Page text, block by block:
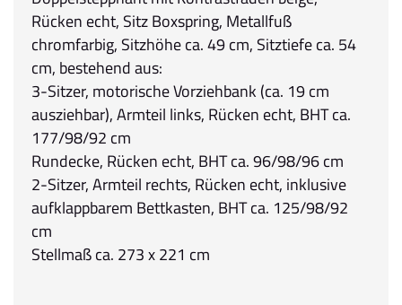
Rücken echt, Sitz Boxspring, Metallfuß
chromfarbig, Sitzhöhe ca. 49 cm, Sitztiefe ca. 54
cm, bestehend aus:
3-Sitzer, motorische Vorziehbank (ca. 19 cm
ausziehbar), Armteil links, Rücken echt, BHT ca.
177/98/92 cm
Rundecke, Rücken echt, BHT ca. 96/98/96 cm
2-Sitzer, Armteil rechts, Rücken echt, inklusive
aufklappbarem Bettkasten, BHT ca. 125/98/92
cm
Stellmaß ca. 273 x 221 cm